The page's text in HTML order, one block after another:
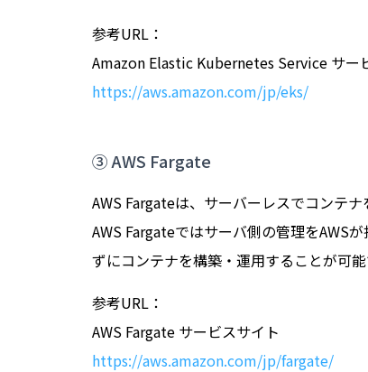
参考URL：
Amazon Elastic Kubernetes Service サー
https://aws.amazon.com/jp/eks/
③ AWS Fargate
AWS Fargateは、サーバーレスでコンテナ
AWS Fargateではサーバ側の管理をAWS
ずにコンテナを構築・運用することが可能
参考URL：
AWS Fargate サービスサイト
https://aws.amazon.com/jp/fargate/